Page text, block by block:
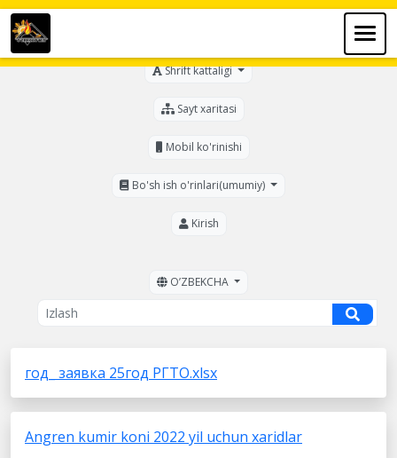
Shrift kattaligi
Sayt xaritasi
Mobil ko'rinishi
Bo'sh ish o'rinlari(umumiy)
Kirish
OʼZBEKCHA
год_ заявка 25год РГТО.xlsx
Angren kumir koni 2022 yil uchun xaridlar